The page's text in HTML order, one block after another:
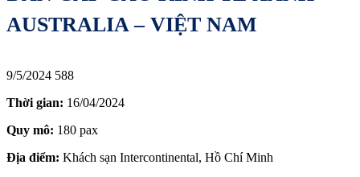
AUSTRALIA – VIỆT NAM
9/5/2024 588
Thời gian: 16/04/2024
Quy mô: 180 pax
Địa điểm: Khách sạn Intercontinental, Hồ Chí Minh